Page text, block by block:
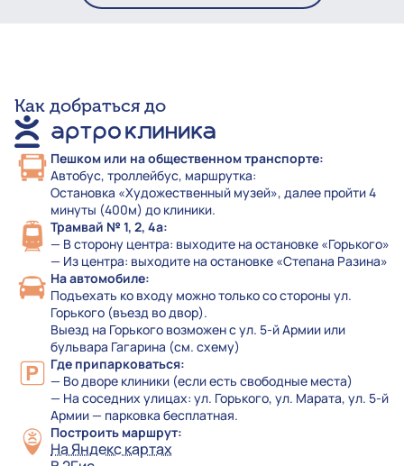
Как добраться до
Пешком или на общественном транспорте:
Автобус, троллейбус, маршрутка:
Остановка «Художественный музей», далее пройти 4
минуты (400м) до клиники.
Трамвай № 1, 2, 4а:
— В сторону центра: выходите на остановке «Горького»
— Из центра: выходите на остановке «Степана Разина»
На автомобиле:
Подъехать ко входу можно только со стороны ул.
Горького (въезд во двор).
Выезд на Горького возможен с ул. 5-й Армии или
бульвара Гагарина (см. схему)
Где припарковаться:
— Во дворе клиники (если есть свободные места)
— На соседних улицах: ул. Горького, ул. Марата, ул. 5-й
Армии — парковка бесплатная.
Построить маршрут:
На Яндекс картах